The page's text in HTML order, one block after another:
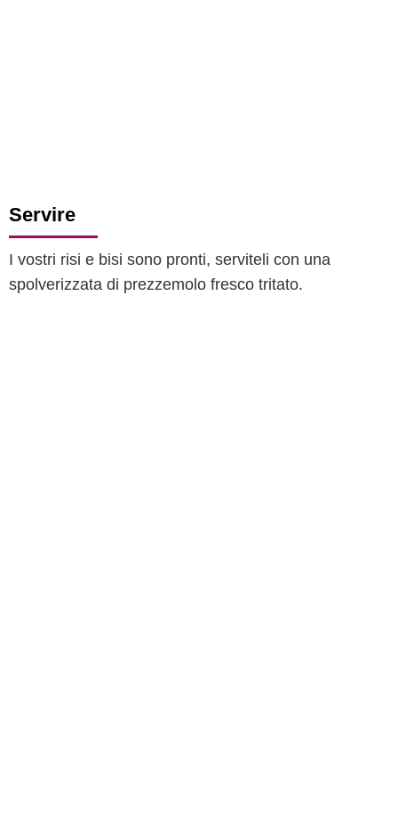
Servire
I vostri risi e bisi sono pronti, serviteli con una
spolverizzata di prezzemolo fresco tritato.